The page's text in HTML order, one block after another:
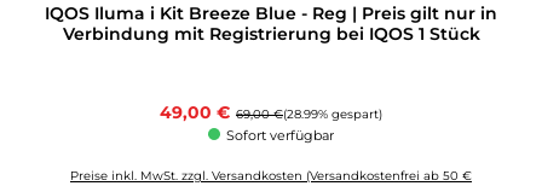
IQOS Iluma i Kit Breeze Blue - Reg | Preis gilt nur in
Verbindung mit Registrierung bei IQOS 1 Stück
Verkaufspreis:
49,00 € Regulärer Preis:
69,00 €(28.99% gespart)
Sofort verfügbar
Preise inkl. MwSt. zzgl. Versandkosten (Versandkostenfrei ab 50 €